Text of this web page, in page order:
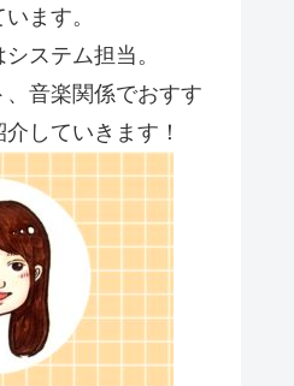
ます。
ステム担当。
音楽関係でおすす
していきます！